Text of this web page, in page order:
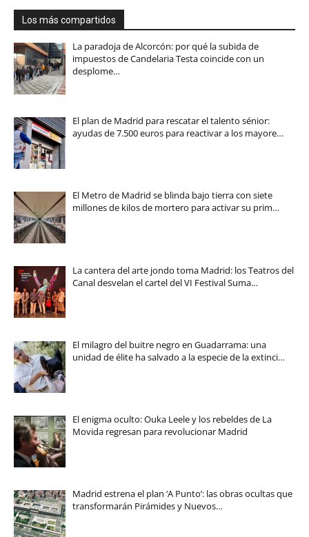
Los más compartidos
La paradoja de Alcorcón: por qué la subida de
impuestos de Candelaria Testa coincide con un
desplome…
El plan de Madrid para rescatar el talento sénior:
ayudas de 7.500 euros para reactivar a los mayore…
El Metro de Madrid se blinda bajo tierra con siete
millones de kilos de mortero para activar su prim…
La cantera del arte jondo toma Madrid: los Teatros del
Canal desvelan el cartel del VI Festival Suma…
El milagro del buitre negro en Guadarrama: una
unidad de élite ha salvado a la especie de la extinci…
El enigma oculto: Ouka Leele y los rebeldes de La
Movida regresan para revolucionar Madrid
Madrid estrena el plan ‘A Punto’: las obras ocultas que
transformarán Pirámides y Nuevos…